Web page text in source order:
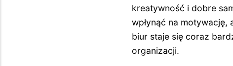
kreatywność i dobre
wpłynąć na motywację,
biur staje się coraz
organizacji.